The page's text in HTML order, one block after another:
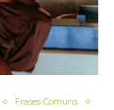
Frases Comuns